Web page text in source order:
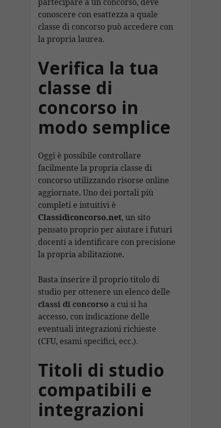
conoscere con esattezza a quale
classe di concorso può accedere con
la propria laurea.
Verifica la tua
classe di
concorso in
modo semplice
Oggi è possibile controllare
facilmente la propria classe di
concorso utilizzando risorse online
aggiornate. Uno dei portali più
completi e intuitivi è
Classidiconcorso.net, un sito
pensato proprio per aiutare i futuri
docenti a identificare con precisione
la propria abilitazione.
Basta inserire il proprio titolo di
studio per ottenere un elenco delle
classi di concorso a cui si ha
accesso, con indicazione delle
eventuali integrazioni richieste
(CFU, esami specifici, ecc.).
Titoli di studio
compatibili e
integrazioni